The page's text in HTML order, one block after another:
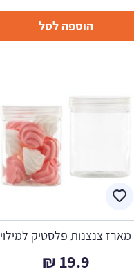
הוספה לסל
מארז צנצנות פלסטיק למילוי
19.9
₪